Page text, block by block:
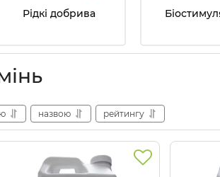
Рідкі добрива
назвою рейтингу